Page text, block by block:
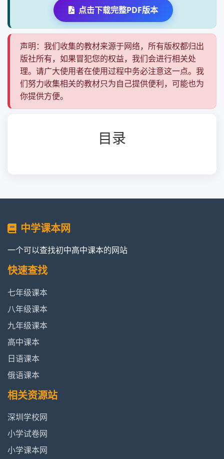
点击下载完整PDF版本
声明：我们收集的教材来源于网络，所有版权都归出
版社所有，如果冒犯您的权益，我们会进行相关处
理。请广大使用者在使用过程中务必注意这一点。我
们努力收集相关的教材只为自己提供便利，可能也为
你提供方便。
目录
中学课本网
一个可以查找初中高中课本的网站
快速查找
七年级课本
八年级课本
九年级课本
高中课本
日语课本
俄语课本
相关资源站
深圳学校网
小学试卷网
小学课本网